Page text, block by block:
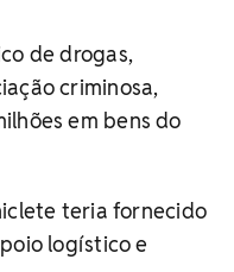
de drogas,
criminosa,
em bens do
teria fornecido
logístico e